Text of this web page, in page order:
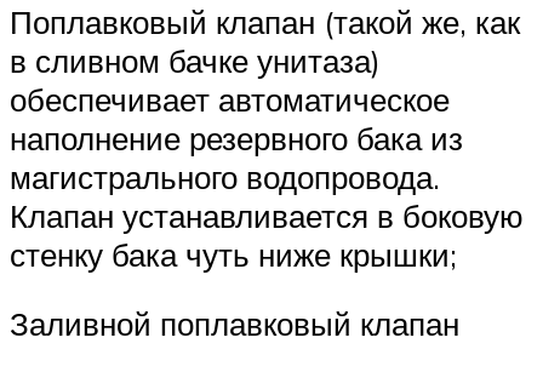
Поплавковый клапан (такой же, как
в сливном бачке унитаза)
обеспечивает автоматическое
наполнение резервного бака из
магистрального водопровода.
Клапан устанавливается в боковую
стенку бака чуть ниже крышки;
Заливной поплавковый клапан